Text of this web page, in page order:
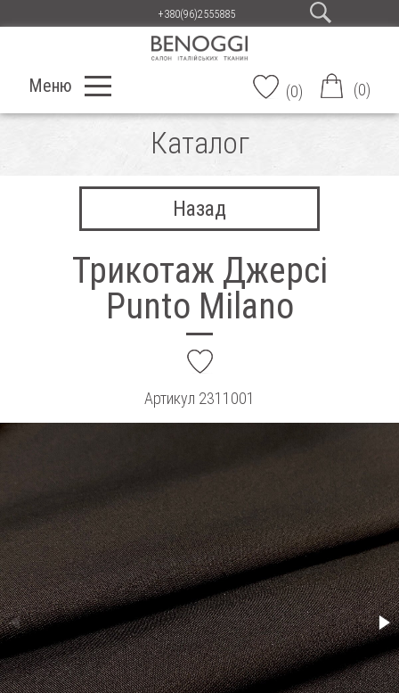
+380(96)2555885
Меню (0) (0)
Каталог
Назад
Трикотаж Джерсі
Punto Milano
Артикул 2311001